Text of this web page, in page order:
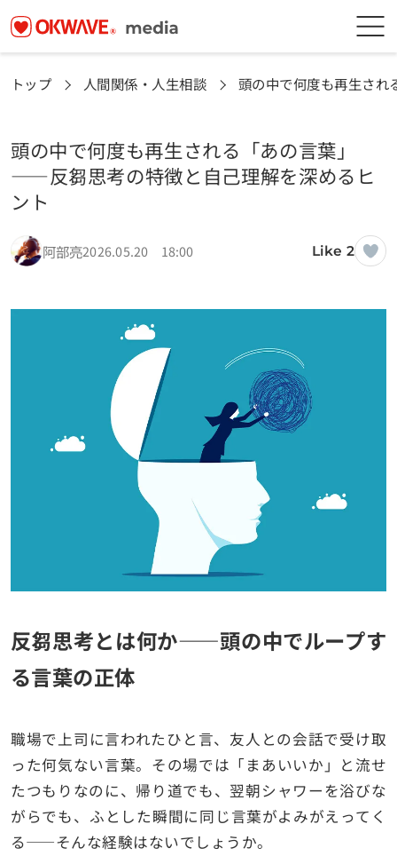
トップ 人間関係・人生相談 頭の中で何度も再生さ
頭の中で何度も再生される「あの言葉」
——反芻思考の特徴と自己理解を深めるヒ
ント
阿部亮2026.05.20 18:00 Like 2
反芻思考とは何か——頭の中でループす
る言葉の正体
職場で上司に言われたひと言、友人との会話で受け取
った何気ない言葉。その場では「まあいいか」と流せ
たつもりなのに、帰り道でも、翌朝シャワーを浴びな
がらでも、ふとした瞬間に同じ言葉がよみがえってく
る——そんな経験はないでしょうか。